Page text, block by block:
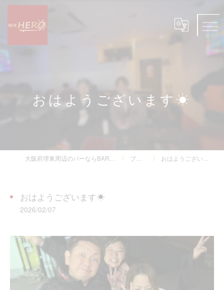
おはようございます☀
ブログ おはようございます☀
おはようございます☀
2026/02/07